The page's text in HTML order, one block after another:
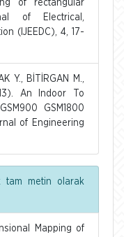
of rectangular
of Electrical,
(IJEEDC), 4, 17-
Y., BİTİRGAN M.,
An Indoor To
GSM1800
of Engineering
tam metin olarak
Mapping of